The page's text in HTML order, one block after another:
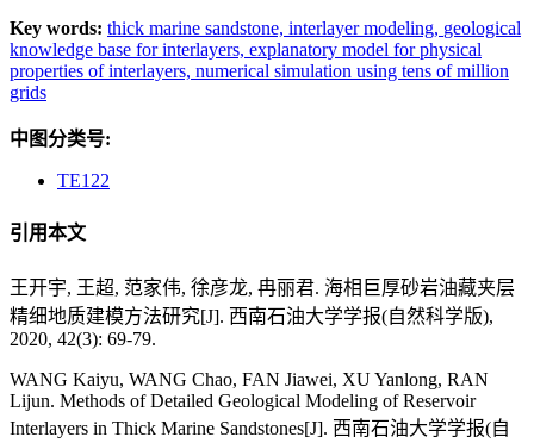
Key words: thick marine sandstone, interlayer modeling, geological
knowledge base for interlayers, explanatory model for physical
properties of interlayers, numerical simulation using tens of million
grids
中图分类号:
TE122
引用本文
王开宇, 王超, 范家伟, 徐彦龙, 冉丽君. 海相巨厚砂岩油藏夹层
精细地质建模方法研究[J]. 西南石油大学学报(自然科学版),
2020, 42(3): 69-79.
WANG Kaiyu, WANG Chao, FAN Jiawei, XU Yanlong, RAN
Lijun. Methods of Detailed Geological Modeling of Reservoir
Interlayers in Thick Marine Sandstones[J]. 西南石油大学学报(自